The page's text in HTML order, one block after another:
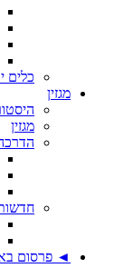
כלים
מגזין
מגזין
◄ פרסום